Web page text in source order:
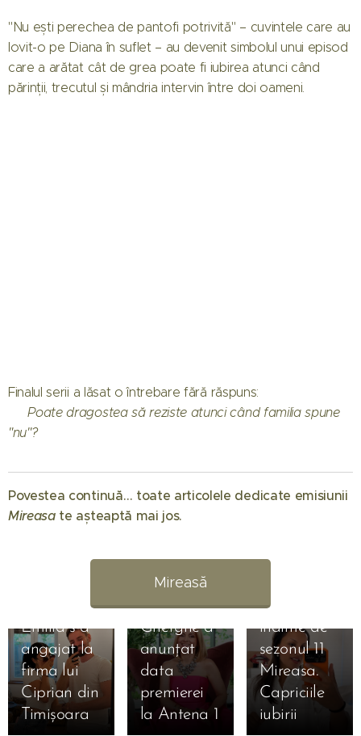
"Nu ești perechea de pantofi potrivită" – cuvintele care au
lovit-o pe Diana în suflet – au devenit simbolul unui episod
care a arătat cât de grea poate fi iubirea atunci când
părinții, trecutul și mândria intervin între doi oameni.
Finalul serii a lăsat o întrebare fără răspuns:
👉Poate dragostea să reziste atunci când familia spune
"nu"?
Povestea continuă… toate articolele dedicate emisiunii
Mireasate așteaptă mai jos. 💖
Mireasă
Emilia s-a
angajat la
firma lui
Ciprian din
Timișoara
Când
începe
Mireasa
Regatul
inimii.
Simona
Gherghe a
anunțat
data
premierei
la Antena 1
Preda se
vacanță
înainte de
sezonul 11
Mireasa.
Capriciile
iubirii
31.07.2026
Simona
Gherghe,
extrem de
31.07.2026
Liliana din
sezonul 11
Mireasa a
născut o
17.07.2026